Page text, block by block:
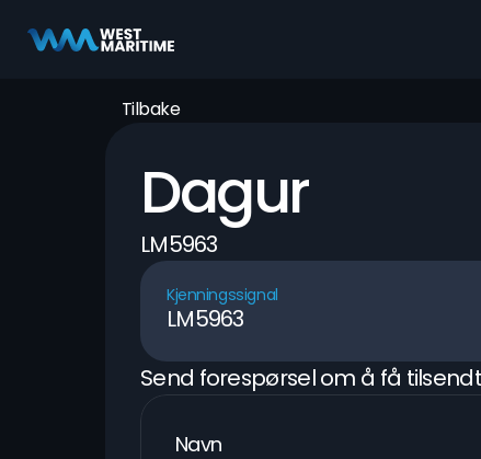
Tilbake
Dagur
LM5963
Kjenningssignal
LM5963
Send forespørsel om å få
Navn